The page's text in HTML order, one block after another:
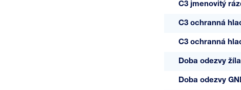
C3 jmenovitý
C3 ochranná
C3 ochranná
Doba odezvy
Doba odezvy